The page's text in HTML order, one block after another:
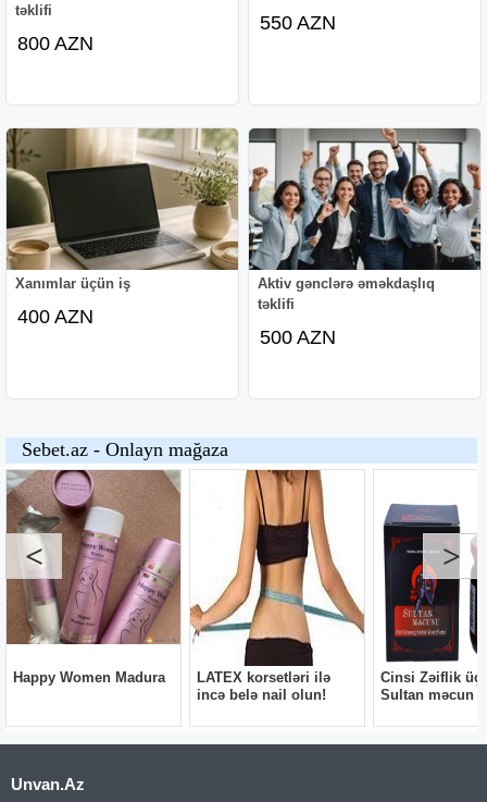
təklifi
800 AZN
550 AZN
Xanımlar üçün iş
400 AZN
Aktiv gənclərə əməkdaşlıq
təklifi
500 AZN
Unvan.Az